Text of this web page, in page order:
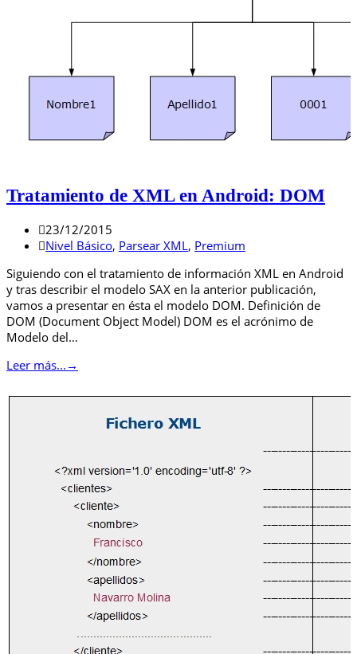
Tratamiento de XML en Android: DOM
23/12/2015
Nivel Básico, Parsear XML, Premium
Siguiendo con el tratamiento de información XML en Android
y tras describir el modelo SAX en la anterior publicación,
vamos a presentar en ésta el modelo DOM. Definición de
DOM (Document Object Model) DOM es el acrónimo de
Modelo del…
Leer más... →